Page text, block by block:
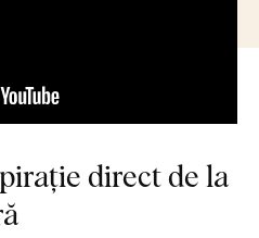
direct de la